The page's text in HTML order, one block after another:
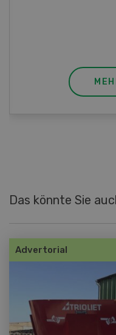
Das könnte Sie
Advertorial